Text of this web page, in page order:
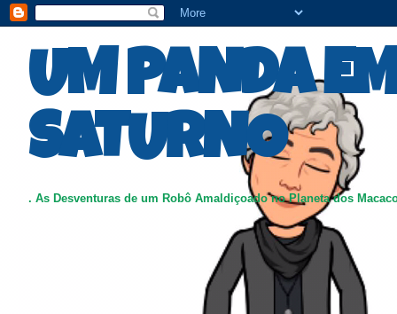
UM PANDA
SATURNO
. As Desventuras de um Robô Amaldiçoado no Planeta dos